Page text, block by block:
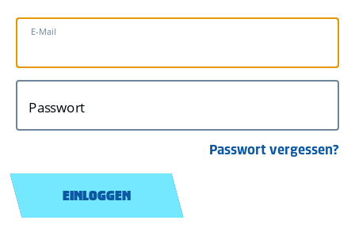
E-Mail
Passwort
Passwort vergessen?
EINLOGGEN